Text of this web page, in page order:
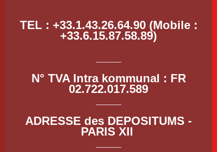
TEL : +33.1.43.26.64.90 (Mobile :
+33.6.15.87.58.89)
N° TVA Intra kommunal : FR
02.722.017.589
ADRESSE des DEPOSITUMS -
PARIS XII